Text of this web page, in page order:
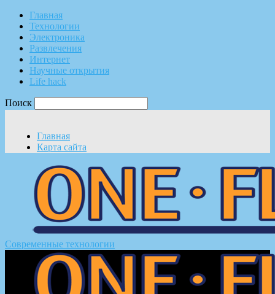
Главная
Технологии
Электроника
Развлечения
Интернет
Научные открытия
Life hack
Поиск
Главная
Карта сайта
Современные технологии